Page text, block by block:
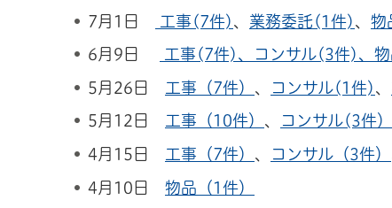
7月1日 工事(7件) 業務委託(1件) 物
6月9日 工事(7件)、 コンサル(3件)、
5月26日 工事（7件） 、 コンサル(1件) 、
5月12日 工事（10件） 、 コンサル(3件）
4月15日 工事（7件） 、 コンサル（3件）
4月10日 物品（1件）